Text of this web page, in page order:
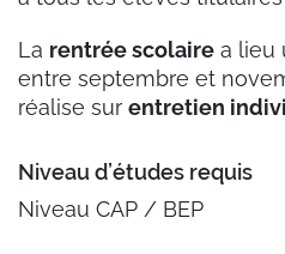
La rentrée scolaire a lieu
entre septembre et
réalise sur entretien
Niveau d’études requis
Niveau CAP / BEP